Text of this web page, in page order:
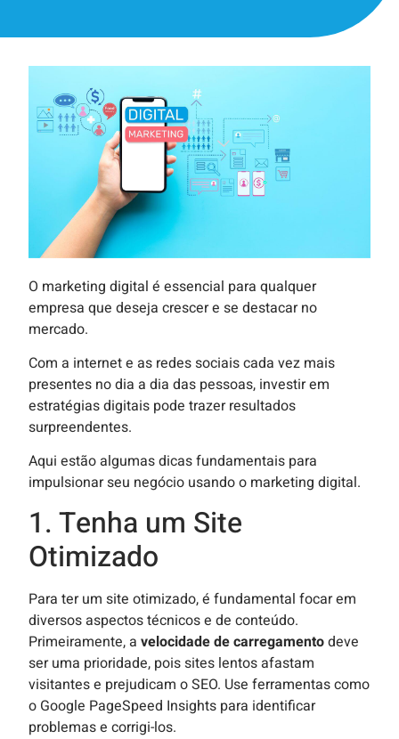
O marketing digital é essencial para qualquer
empresa que deseja crescer e se destacar no
mercado.
Com a internet e as redes sociais cada vez mais
presentes no dia a dia das pessoas, investir em
estratégias digitais pode trazer resultados
surpreendentes.
Aqui estão algumas dicas fundamentais para
impulsionar seu negócio usando o marketing digital.
1. Tenha um Site
Otimizado
Para ter um site otimizado, é fundamental focar em
diversos aspectos técnicos e de conteúdo.
Primeiramente, a velocidade de carregamentodeve
ser uma prioridade, pois sites lentos afastam
visitantes e prejudicam o SEO. Use ferramentas como
o Google PageSpeed Insights para identificar
problemas e corrigi-los.